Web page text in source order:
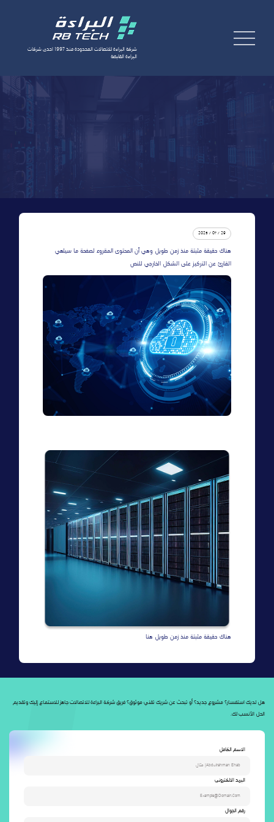
شركة البراءة للاتصالات المحدودة منذ 1997 احدى شركات
البراءة القابضة
طلب خدمة
29 / 07 / 2025
هناك حقيقة مثبتة منذ زمن طويل وهي أن المحتوى المقروء لصفحة ما سيلهي
القارئ عن التركيز على الشكل الخارجي للنص
هناك حقيقة مثبتة منذ زمن طويل هنا
هل لديك استفسار؟ مشروع جديد؟ أو تبحث عن شريك تقني موثوق؟ فريق شركة البراءة للاتصالات جاهز للاستماع إليك وتقديم
الحل الأنسب لك.
الاسم الكامل
البريد الالكترونى
رقم الجوال